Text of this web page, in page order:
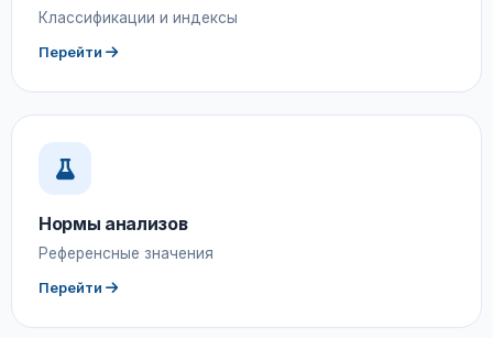
Классификации и индексы
Перейти
Нормы анализов
Референсные значения
Перейти